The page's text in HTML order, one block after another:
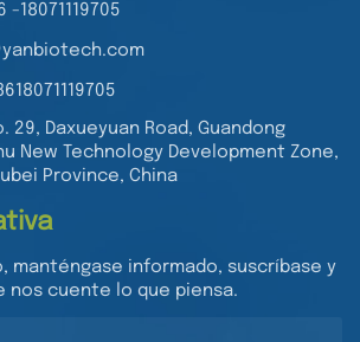
-18071119705
29, Daxueyuan Road, Guandong
New Technology Development Zone,
Province, China
manténgase informado, suscríbase y
nos cuente lo que piensa.